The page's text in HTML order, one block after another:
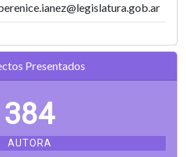
Presentados
384
AUTORA